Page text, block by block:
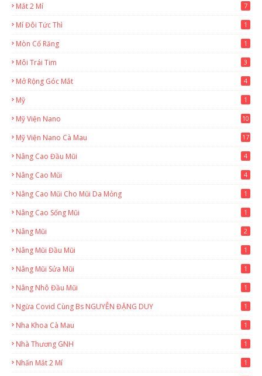
Mắt 2 Mí 7
Mí Đôi Tức Thì 1
Mòn Cổ Răng 1
Môi Trái Tim 3
Mở Rộng Góc Mắt 4
Mỹ 1
Mỹ Viện Nano 10
Mỹ Viện Nano Cà Mau
17
Nâng Cao Đầu Mũi 4
Nâng Cao Mũi 4
Nâng Cao Mũi Cho Mũi Da Mỏng 1
Nâng Cao Sống Mũi 1
Nâng Mũi 2
Nâng Mũi Đầu Mũi 1
Nâng Mũi Sửa Mũi 1
Nâng Nhô Đầu Mũi 1
Ngừa Covid Cùng Bs NGUYỄN ĐẶNG DUY 1
Nha Khoa Cà Mau 1
Nhà Thương GNH 1
Nhấn Mắt 2 Mí 1